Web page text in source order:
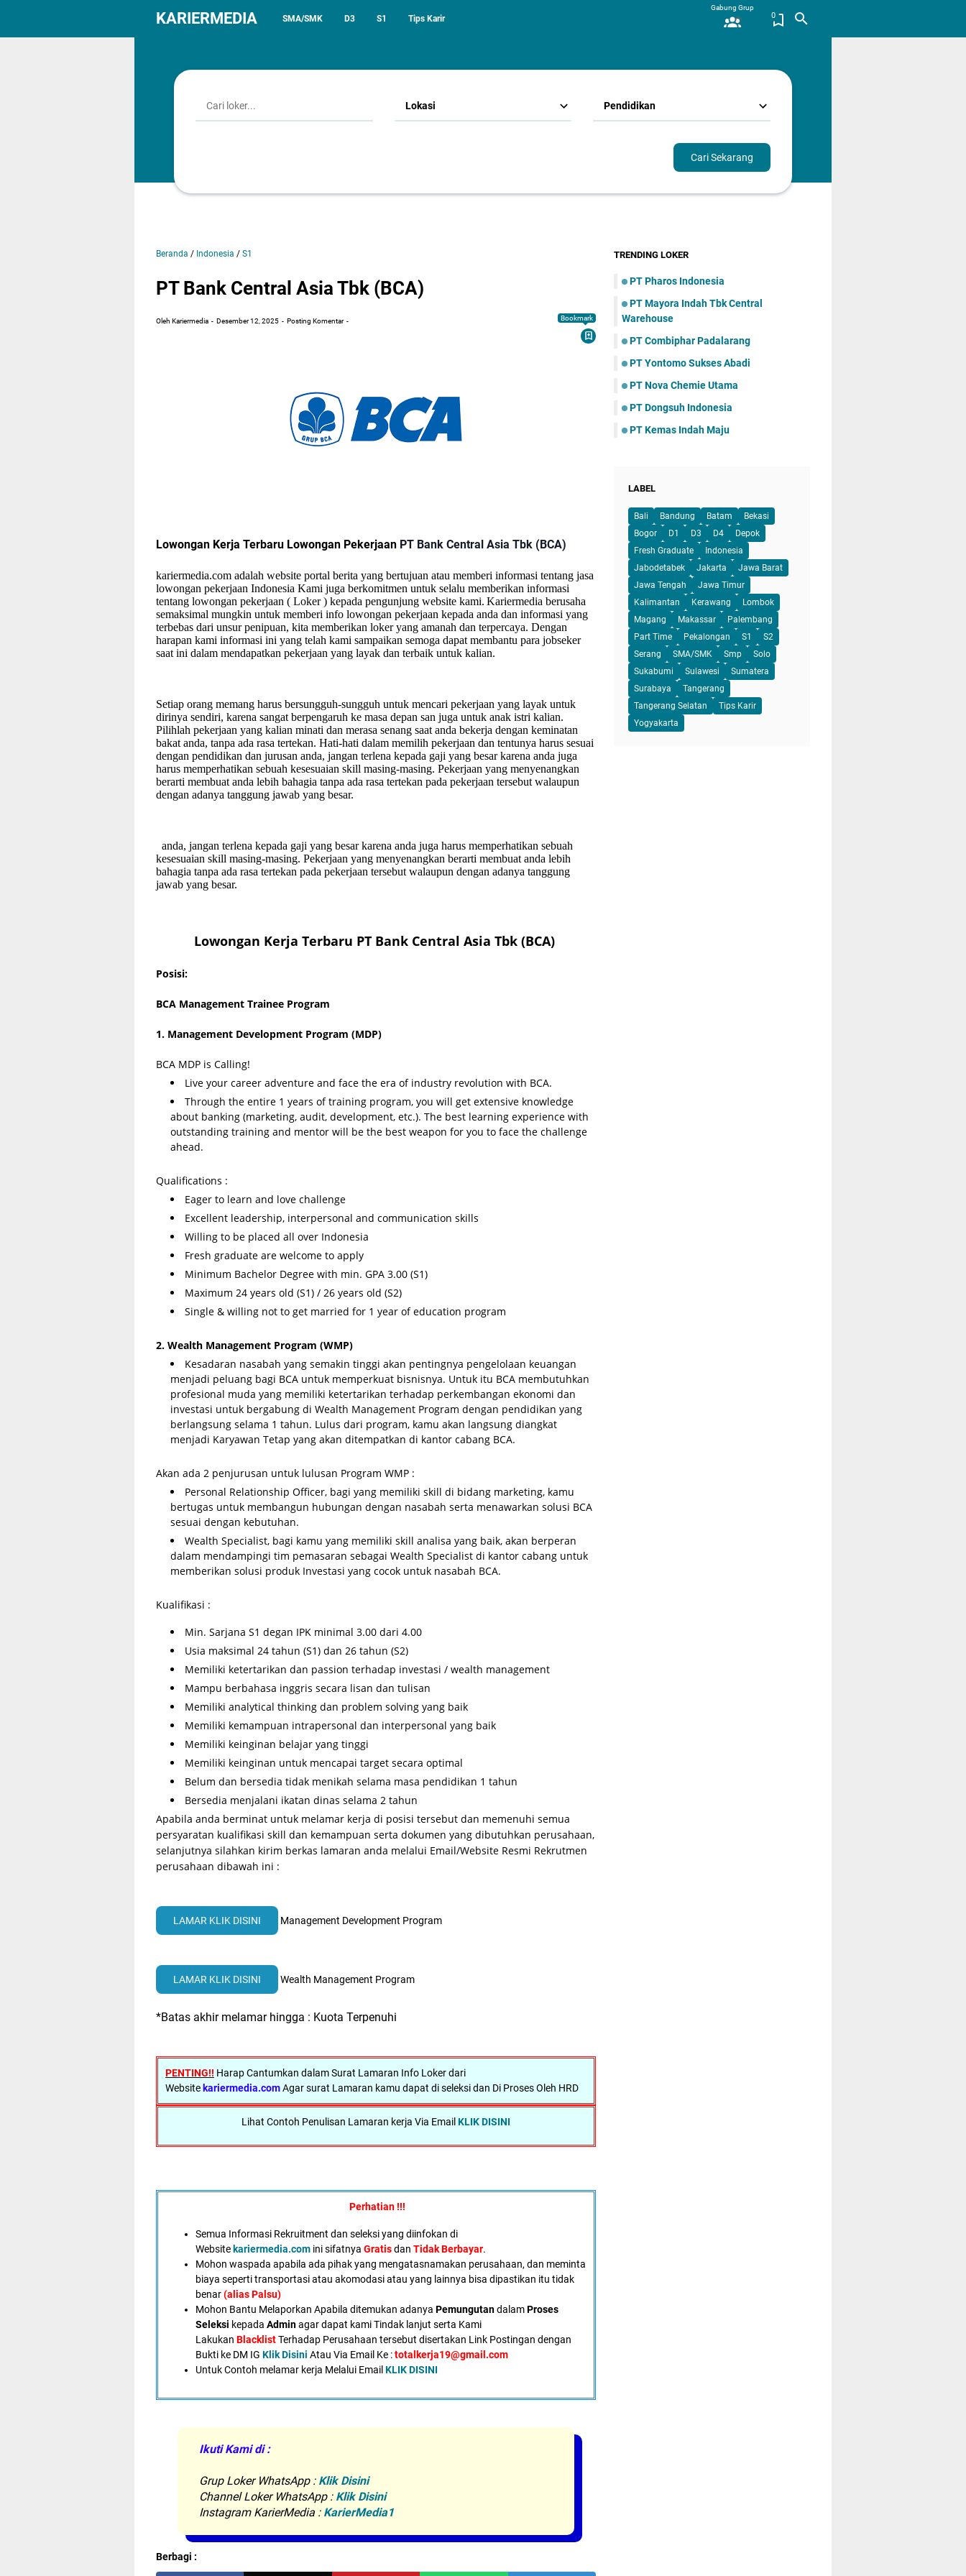
KARIERMEDIA SMA/SMK D3 S1 Tips Karir 0
Gabung Grup
Lokasi Pendidikan
Cari Sekarang
Beranda / Indonesia / S1
PT Bank Central Asia Tbk (BCA)
Oleh Kariermedia Desember 12, 2025 Posting Komentar Bookmark
Lowongan Kerja Terbaru Lowongan Pekerjaan PT Bank Central Asia Tbk (BCA)
kariermedia.com adalah website portal berita yang bertujuan atau memberi informasi tentang jasa
lowongan pekerjaan Indonesia Kami juga berkomitmen untuk selalu memberikan informasi
tentang lowongan pekerjaan ( Loker ) kepada pengunjung website kami. Kariermedia berusaha
semaksimal mungkin untuk memberi info lowongan pekerjaan kepada anda dan informasi yang
terbebas dari unsur penipuan, kita memberikan loker yang amanah dan terpercaya. Dengan
harapan kami informasi ini yang telah kami sampaikan semoga dapat membantu para jobseker
saat ini dalam mendapatkan pekerjaan yang layak dan terbaik untuk kalian.
Setiap orang memang harus bersungguh-sungguh untuk mencari pekerjaan yang layak untuk
dirinya sendiri, karena sangat berpengaruh ke masa depan san juga untuk anak istri kalian.
Pilihlah pekerjaan yang kalian minati dan merasa senang saat anda bekerja dengan keminatan
bakat anda, tanpa ada rasa tertekan. Hati-hati dalam memilih pekerjaan dan tentunya harus sesuai
dengan pendidikan dan jurusan anda, jangan terlena kepada gaji yang besar karena anda juga
harus memperhatikan sebuah kesesuaian skill masing-masing. Pekerjaan yang menyenangkan
berarti membuat anda lebih bahagia tanpa ada rasa tertekan pada pekerjaan tersebut walaupun
dengan adanya tanggung jawab yang besar.
anda, jangan terlena kepada gaji yang besar karena anda juga harus memperhatikan sebuah
kesesuaian skill masing-masing. Pekerjaan yang menyenangkan berarti membuat anda lebih
bahagia tanpa ada rasa tertekan pada pekerjaan tersebut walaupun dengan adanya tanggung
jawab yang besar.
Lowongan Kerja Terbaru PT Bank Central Asia Tbk (BCA)
Posisi:
BCA Management Trainee Program
1. Management Development Program (MDP)
BCA MDP is Calling!
Live your career adventure and face the era of industry revolution with BCA.
Through the entire 1 years of training program, you will get extensive knowledge
about banking (marketing, audit, development, etc.). The best learning experience with
outstanding training and mentor will be the best weapon for you to face the challenge
ahead.
Qualifications :
Eager to learn and love challenge
Excellent leadership, interpersonal and communication skills
Willing to be placed all over Indonesia
Fresh graduate are welcome to apply
Minimum Bachelor Degree with min. GPA 3.00 (S1)
Maximum 24 years old (S1) / 26 years old (S2)
Single & willing not to get married for 1 year of education program
2. Wealth Management Program (WMP)
Kesadaran nasabah yang semakin tinggi akan pentingnya pengelolaan keuangan
menjadi peluang bagi BCA untuk memperkuat bisnisnya. Untuk itu BCA membutuhkan
profesional muda yang memiliki ketertarikan terhadap perkembangan ekonomi dan
investasi untuk bergabung di Wealth Management Program dengan pendidikan yang
berlangsung selama 1 tahun. Lulus dari program, kamu akan langsung diangkat
menjadi Karyawan Tetap yang akan ditempatkan di kantor cabang BCA.
Akan ada 2 penjurusan untuk lulusan Program WMP :
Personal Relationship Officer, bagi yang memiliki skill di bidang marketing, kamu
bertugas untuk membangun hubungan dengan nasabah serta menawarkan solusi BCA
sesuai dengan kebutuhan.
Wealth Specialist, bagi kamu yang memiliki skill analisa yang baik, akan berperan
dalam mendampingi tim pemasaran sebagai Wealth Specialist di kantor cabang untuk
memberikan solusi produk Investasi yang cocok untuk nasabah BCA.
Kualifikasi :
Min. Sarjana S1 degan IPK minimal 3.00 dari 4.00
Usia maksimal 24 tahun (S1) dan 26 tahun (S2)
Memiliki ketertarikan dan passion terhadap investasi / wealth management
Mampu berbahasa inggris secara lisan dan tulisan
Memiliki analytical thinking dan problem solving yang baik
Memiliki kemampuan intrapersonal dan interpersonal yang baik
Memiliki keinginan belajar yang tinggi
Memiliki keinginan untuk mencapai target secara optimal
Belum dan bersedia tidak menikah selama masa pendidikan 1 tahun
Bersedia menjalani ikatan dinas selama 2 tahun
Apabila anda berminat untuk melamar kerja di posisi tersebut dan memenuhi semua
persyaratan kualifikasi skill dan kemampuan serta dokumen yang dibutuhkan perusahaan,
selanjutnya silahkan kirim berkas lamaran anda melalui Email/Website Resmi Rekrutmen
perusahaan dibawah ini :
LAMAR KLIK DISINI Management Development Program
LAMAR KLIK DISINI Wealth Management Program
*Batas akhir melamar hingga : Kuota Terpenuhi
PENTING!! Harap Cantumkan dalam Surat Lamaran Info Loker dari
Website kariermedia.comAgar surat Lamaran kamu dapat di seleksi dan Di Proses Oleh HRD
Lihat Contoh Penulisan Lamaran kerja Via Email KLIK DISINI
Perhatian !!!
Semua Informasi Rekruitment dan seleksi yang diinfokan di
Website kariermedia.com ini sifatnya Gratisdan Tidak Berbayar.
Mohon waspada apabila ada pihak yang mengatasnamakan perusahaan, dan meminta
biaya seperti transportasi atau akomodasi atau yang lainnya bisa dipastikan itu tidak
benar(alias Palsu)
Mohon Bantu Melaporkan Apabila ditemukan adanya PemungutandalamProses
Seleksi kepada Adminagar dapat kami Tindak lanjut serta Kami
Lakukan BlacklistTerhadap Perusahaan tersebut disertakan Link Postingan dengan
Bukti ke DM IG Klik Disini Atau Via Email Ke :totalkerja19@gmail.com
Untuk Contoh melamar kerja Melalui Email KLIK DISINI
Ikuti Kami di :
Grup Loker WhatsApp : Klik Disini
Channel Loker WhatsApp : Klik Disini
Instagram KarierMedia : KarierMedia1
Berbagi :
TRENDING LOKER
PT Pharos Indonesia
PT Mayora Indаh Tbk Central
Warehouse
PT Combiphar Padalarang
PT Yontomo Sukses Abadi
PT Nova Chemie Utama
PT Dongsuh Indonesia
PT Kemas Indah Maju
LABEL
Bali Bandung Batam
Bekasi
Bogor
D1 D3 D4
Depok
Fresh Graduate
Indonesia
Jabodetabek
Jakarta
Jawa Barat
Jawa Tengah
Jawa Timur
Kalimantan
Kerawang
Lombok
Magang
Makassar
Palembang
Part Time
Pekalongan S1
S2
Serang
SMA/SMK Smp
Solo
Sukabumi
Sulawesi
Sumatera
Surabaya
Tangerang
Tangerang Selatan
Tips Karir
Yogyakarta